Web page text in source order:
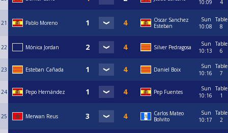
10:09 4
21 Pablo Moreno
Oscar Sanchez
Esteban
Sun
10:08
Table
8
22 Mónica Jordan Silver Pedragosa
Sun
10:13
Table
6
23 Esteban Cañada Daniel Boix
Sun
10:16
Table
7
24 Pepo Hernández Pep Fuentes
Sun
10:16
Table
1
25 Merwan Reus
Carlos Mateo
Bolvito
Sun
10:17
Table
2